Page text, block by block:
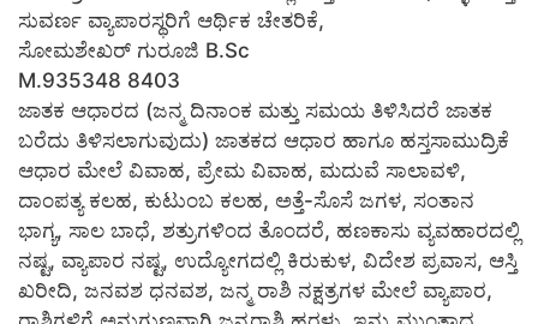
ಸುವರ್ಣ ವ್ಯಾಪಾರಸ್ಥರಿಗೆ ಆರ್ಥಿಕ ಚೇತರಿಕೆ,
ಸೋಮಶೇಖರ್ ಗುರೂಜಿ B.Sc
M.935348 8403
ಜಾತಕ ಆಧಾರದ (ಜನ್ಮ ದಿನಾಂಕ ಮತ್ತು ಸಮಯ ತಿಳಿಸಿದರೆ ಜಾತಕ
ಬರೆದು ತಿಳಿಸಲಾಗುವುದು) ಜಾತಕದ ಆಧಾರ ಹಾಗೂ ಹಸ್ತಸಾಮುದ್ರಿಕೆ
ಆಧಾರ ಮೇಲೆ ವಿವಾಹ, ಪ್ರೇಮ ವಿವಾಹ, ಮದುವೆ ಸಾಲಾವಳಿ,
ದಾಂಪತ್ಯ ಕಲಹ, ಕುಟುಂಬ ಕಲಹ, ಅತ್ತೆ-ಸೊಸೆ ಜಗಳ, ಸಂತಾನ
ಭಾಗ್ಯ, ಸಾಲ ಬಾಧೆ, ಶತ್ರುಗಳಿಂದ ತೊಂದರೆ, ಹಣಕಾಸು ವ್ಯವಹಾರದಲ್ಲಿ
ನಷ್ಟ, ವ್ಯಾಪಾರ ನಷ್ಟ, ಉದ್ಯೋಗದಲ್ಲಿ ಕಿರುಕುಳ, ವಿದೇಶ ಪ್ರವಾಸ, ಆಸ್ತಿ
ಖರೀದಿ, ಜನವಶ ಧನವಶ, ಜನ್ಮ ರಾಶಿ ನಕ್ಷತ್ರಗಳ ಮೇಲೆ ವ್ಯಾಪಾರ,